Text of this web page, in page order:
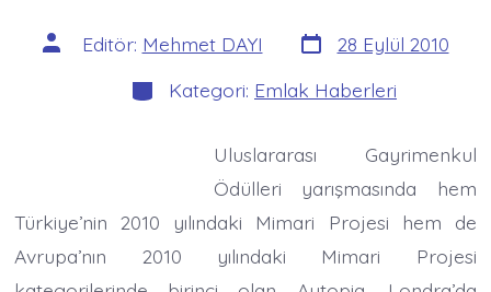
Yazının
yazarı
Editör: Mehmet DAYI Yazı
tarihi
28 Eylül 2010
Kategoriler
Kategori: Emlak Haberleri
Uluslararası Gayrimenkul
Ödülleri yarışmasında hem
Türkiye’nin 2010 yılındaki Mimari Projesi hem de
Avrupa’nın 2010 yılındaki Mimari Projesi